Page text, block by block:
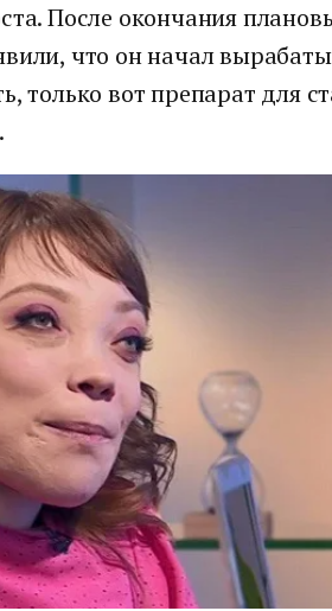
После окончания
что он начал
только вот препарат для